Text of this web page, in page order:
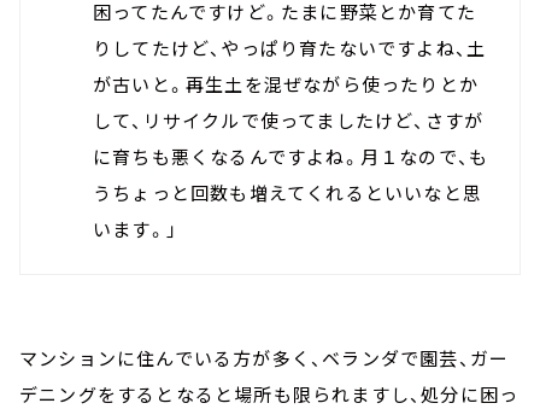
困ってたんですけど。たまに野菜とか育てた
りしてたけど、やっぱり育たないですよね、土
が古いと。再生土を混ぜながら使ったりとか
して、リサイクルで使ってましたけど、さすが
に育ちも悪くなるんですよね。月１なので、も
うちょっと回数も増えてくれるといいなと思
います。」
マンションに住んでいる方が多く、ベランダで園芸、ガー
デニングをするとなると場所も限られますし、処分に困っ